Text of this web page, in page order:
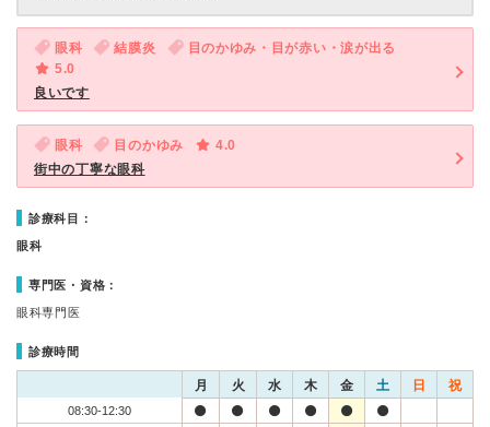
眼科 結膜炎
目のかゆみ・目が赤い・涙が出る
5.0
良いです
眼科 目のかゆみ
4.0
街中の丁寧な眼科
診療科目：
眼科
専門医・資格：
眼科専門医
診療時間
月 火 水 木 金 土 日 祝
08:30-12:30